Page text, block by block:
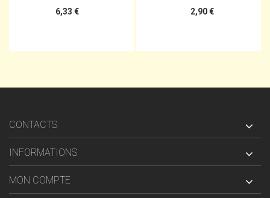
6,33 € 2,90 €
CONTACTS
INFORMATIONS
MON COMPTE